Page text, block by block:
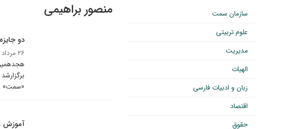
منصور براهیمی
دو
۲۶ مرداد ۱۳۹۸
«سمت»
آموزش
سازمان سمت
علوم تربیتی
مدیریت
الهیات
زبان و ادبیات فارسی
اقتصاد
حقوق